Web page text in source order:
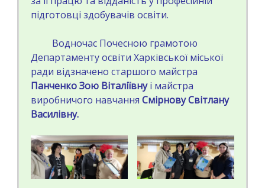
підготовці здобувачів освіти.
Водночас Почесною грамотою
Департаменту освіти Харківської міської
ради відзначено старшого майстра
Панченко Зою Віталіївнуі майстра
виробничого навчання Смірнову Світлану
Василівну.